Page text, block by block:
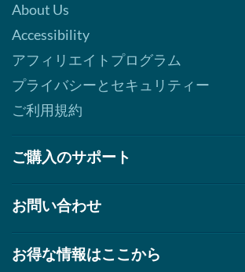
About Us
Accessibility
アフィリエイトプログラム
プライバシーとセキュリティー
ご利用規約
ご購入のサポート
お問い合わせ
お得な情報はここから